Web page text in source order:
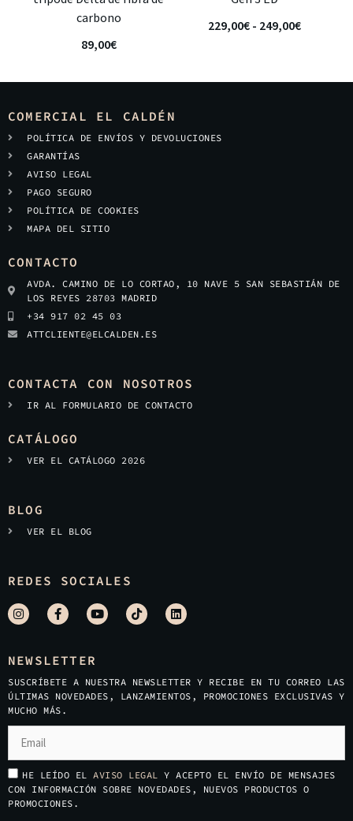
carbono
89,00€
229,00€ - 249,00€
COMERCIAL EL CALDÉN
POLÍTICA DE ENVÍOS Y DEVOLUCIONES
GARANTÍAS
AVISO LEGAL
PAGO SEGURO
POLÍTICA DE COOKIES
MAPA DEL SITIO
CONTACTO
AVDA. CAMINO DE LO CORTAO, 10 NAVE 5 SAN SEBASTIÁN DE
LOS REYES 28703 MADRID
+34 917 02 45 03
ATTCLIENTE@ELCALDEN.ES
CONTACTA CON NOSOTROS
IR AL FORMULARIO DE CONTACTO
CATÁLOGO
VER EL CATÁLOGO 2026
BLOG
VER EL BLOG
REDES SOCIALES
NEWSLETTER
SUSCRÍBETE A NUESTRA NEWSLETTER Y RECIBE EN TU CORREO LAS
ÚLTIMAS NOVEDADES, LANZAMIENTOS, PROMOCIONES EXCLUSIVAS Y
MUCHO MÁS.
HE LEÍDO EL AVISO LEGAL Y ACEPTO EL ENVÍO DE MENSAJES
CON INFORMACIÓN SOBRE NOVEDADES, NUEVOS PRODUCTOS O
PROMOCIONES.